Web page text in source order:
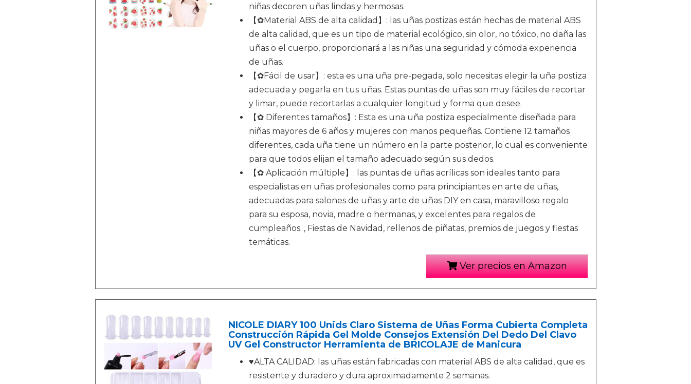
niñas decoren uñas lindas y hermosas.
【✿Material ABS de alta calidad】: las uñas postizas están hechas de material ABS
de alta calidad, que es un tipo de material ecológico, sin olor, no tóxico, no daña las
uñas o el cuerpo, proporcionará a las niñas una seguridad y cómoda experiencia
de uñas.
【✿Fácil de usar】: esta es una uña pre-pegada, solo necesitas elegir la uña postiza
adecuada y pegarla en tus uñas. Estas puntas de uñas son muy fáciles de recortar
y limar, puede recortarlas a cualquier longitud y forma que desee.
【✿ Diferentes tamaños】: Esta es una uña postiza especialmente diseñada para
niñas mayores de 6 años y mujeres con manos pequeñas. Contiene 12 tamaños
diferentes, cada uña tiene un número en la parte posterior, lo cual es conveniente
para que todos elijan el tamaño adecuado según sus dedos.
【✿ Aplicación múltiple】: las puntas de uñas acrílicas son ideales tanto para
especialistas en uñas profesionales como para principiantes en arte de uñas,
adecuadas para salones de uñas y arte de uñas DIY en casa, maravilloso regalo
para su esposa, novia, madre o hermanas, y excelentes para regalos de
cumpleaños. , Fiestas de Navidad, rellenos de piñatas, premios de juegos y fiestas
temáticas.
Ver precios en Amazon
NICOLE DIARY 100 Unids Claro Sistema de Uñas Forma Cubierta Completa
Construcción Rápida Gel Molde Consejos Extensión Del Dedo Del Clavo
UV Gel Constructor Herramienta de BRICOLAJE de Manicura
♥ALTA CALIDAD: las uñas están fabricadas con material ABS de alta calidad, que es
resistente y duradero y dura aproximadamente 2 semanas.